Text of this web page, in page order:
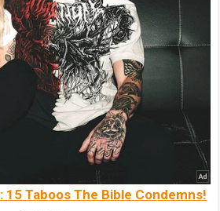
15 Taboos The Bible Condemns!